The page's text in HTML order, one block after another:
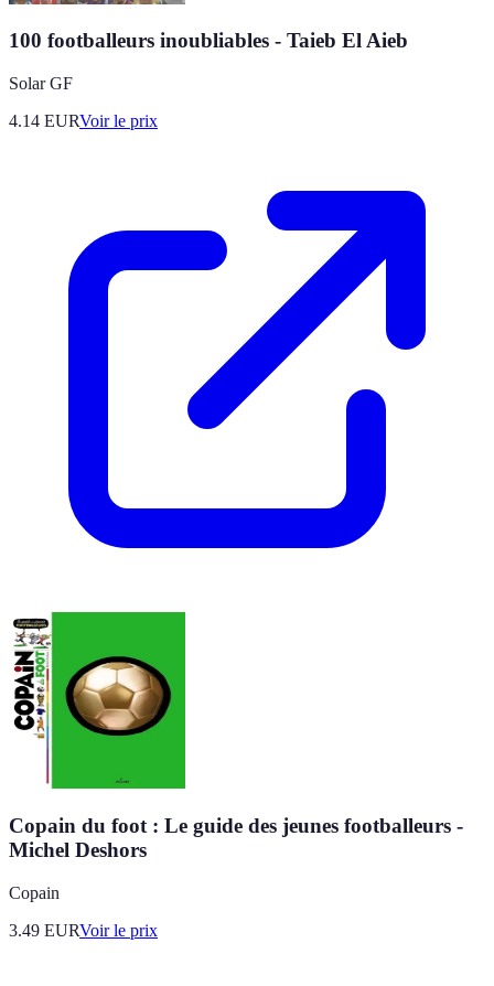
100 footballeurs inoubliables - Taieb El Aieb
Solar GF
4.14 EURVoir le prix
Copain du foot : Le guide des jeunes footballeurs -
Michel Deshors
Copain
3.49 EURVoir le prix